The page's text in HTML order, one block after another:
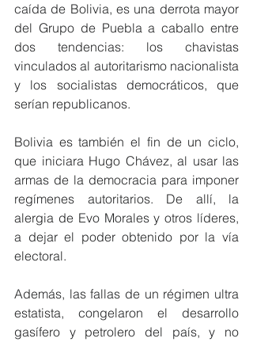
caída de Bolivia, es una derrota mayor
del Grupo de Puebla a caballo entre
dos tendencias: los chavistas
vinculados al autoritarismo nacionalista
y los socialistas democráticos, que
serían republicanos.
Bolivia es también el fin de un ciclo,
que iniciara Hugo Chávez, al usar las
armas de la democracia para imponer
regímenes autoritarios. De allí, la
alergia de Evo Morales y otros líderes,
a dejar el poder obtenido por la vía
electoral.
Además, las fallas de un régimen ultra
estatista, congelaron el desarrollo
gasífero y petrolero del país, y no